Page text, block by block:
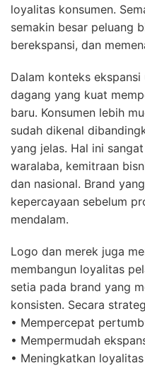
loyalitas konsumen.
semakin besar peluang
berekspansi, dan
Dalam konteks
dagang yang kuat
baru. Konsumen lebih
sudah dikenal
yang jelas. Hal ini
waralaba, kemitraan
dan nasional. Brand
kepercayaan sebelum
mendalam.
Logo dan merek juga
membangun loyalitas
setia pada brand yang
konsisten. Secara
• Mempercepat
• Mempermudah
• Meningkatkan